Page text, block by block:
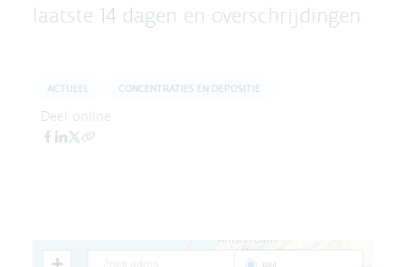
laatste 14 dagen en overschrijdingen.
ACTUEEL CONCENTRATIES EN DEPOSITIE
Deel online